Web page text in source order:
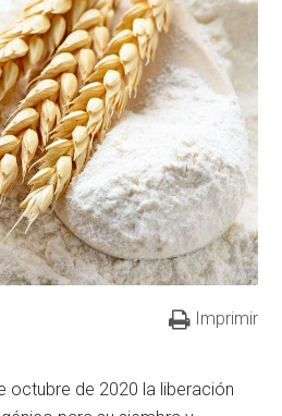
Imprimir
octubre de 2020 la liberación